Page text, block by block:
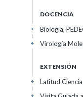
DOCENCIA
Biología,
+
Virología
+
EXTENSIÓN
Latitud
+
+